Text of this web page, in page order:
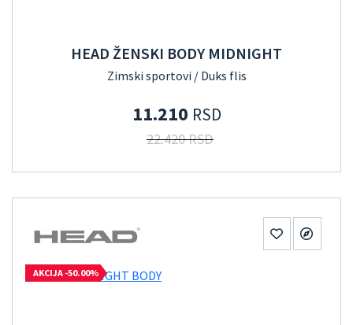
HEAD ŽENSKI BODY MIDNIGHT
Zimski sportovi / Duks flis
11.210 RSD
22.420 RSD
AKCIJA -50.00%